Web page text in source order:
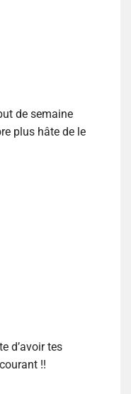
de semaine
plus hâte de le
d’avoir tes
!!